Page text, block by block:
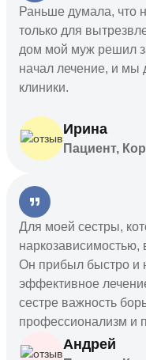
Раньше думала, что
только для
дом мой муж решил
начал лечение, и мы
клиники.
Ирина
Пациент,
Для моей сестры,
наркозависимостью,
Он прибыл быстро и
эффективное
сестре важность
профессионализм и
факторами на пути
Андрей